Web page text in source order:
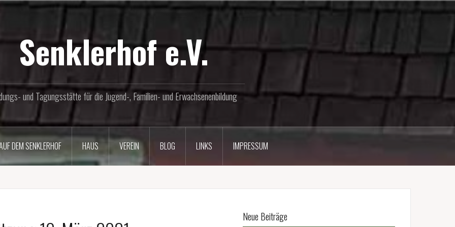
Senklerhof e.V.
und Tagungsstätte für die Jugend-, Familien- und Erwachsenenbildung
DEM SENKLERHOF HAUS VEREIN BLOG LINKS IMPRESSUM
Neue Beiträge